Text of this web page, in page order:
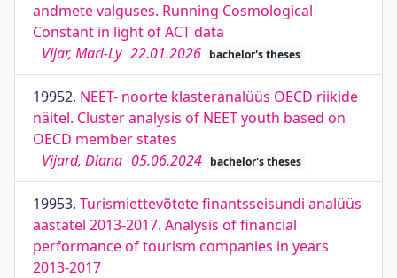
andmete valguses. Running Cosmological
Constant in light of ACT data
Vijar, Mari-Ly 22.01.2026 bachelor's theses
19952. NEET- noorte klasteranalüüs OECD riikide
näitel. Cluster analysis of NEET youth based on
OECD member states
Vijard, Diana 05.06.2024 bachelor's theses
19953. Turismiettevõtete finantsseisundi analüüs
aastatel 2013-2017. Analysis of financial
performance of tourism companies in years
2013-2017